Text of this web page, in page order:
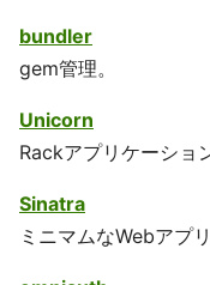
bundler
gem管理。
Unicorn
Rackアプリケーショ
Sinatra
ミニマムなWebアプ